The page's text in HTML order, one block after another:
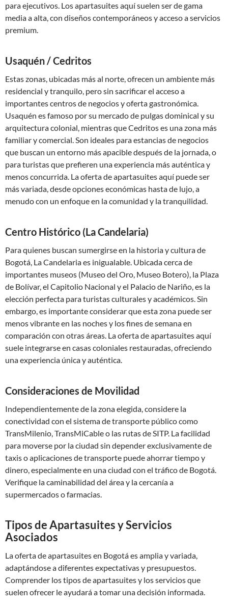
para ejecutivos. Los apartasuites aquí suelen ser de gama
media a alta, con diseños contemporáneos y acceso a servicios
premium.
Usaquén / Cedritos
Estas zonas, ubicadas más al norte, ofrecen un ambiente más
residencial y tranquilo, pero sin sacrificar el acceso a
importantes centros de negocios y oferta gastronómica.
Usaquén es famoso por su mercado de pulgas dominical y su
arquitectura colonial, mientras que Cedritos es una zona más
familiar y comercial. Son ideales para estancias de negocios
que buscan un entorno más apacible después de la jornada, o
para turistas que prefieren una experiencia más auténtica y
menos concurrida. La oferta de apartasuites aquí puede ser
más variada, desde opciones económicas hasta de lujo, a
menudo con un enfoque en la comunidad y la tranquilidad.
Centro Histórico (La Candelaria)
Para quienes buscan sumergirse en la historia y cultura de
Bogotá, La Candelaria es inigualable. Ubicada cerca de
importantes museos (Museo del Oro, Museo Botero), la Plaza
de Bolívar, el Capitolio Nacional y el Palacio de Nariño, es la
elección perfecta para turistas culturales y académicos. Sin
embargo, es importante considerar que esta zona puede ser
menos vibrante en las noches y los fines de semana en
comparación con otras áreas. La oferta de apartasuites aquí
suele integrarse en casas coloniales restauradas, ofreciendo
una experiencia única y auténtica.
Consideraciones de Movilidad
Independientemente de la zona elegida, considere la
conectividad con el sistema de transporte público como
TransMilenio, TransMiCable o las rutas de SITP. La facilidad
para moverse por la ciudad sin depender exclusivamente de
taxis o aplicaciones de transporte puede ahorrar tiempo y
dinero, especialmente en una ciudad con el tráfico de Bogotá.
Verifique la caminabilidad del área y la cercanía a
supermercados o farmacias.
Tipos de Apartasuites y Servicios
Asociados
La oferta de apartasuites en Bogotá es amplia y variada,
adaptándose a diferentes expectativas y presupuestos.
Comprender los tipos de apartasuites y los servicios que
suelen ofrecer le ayudará a tomar una decisión informada.